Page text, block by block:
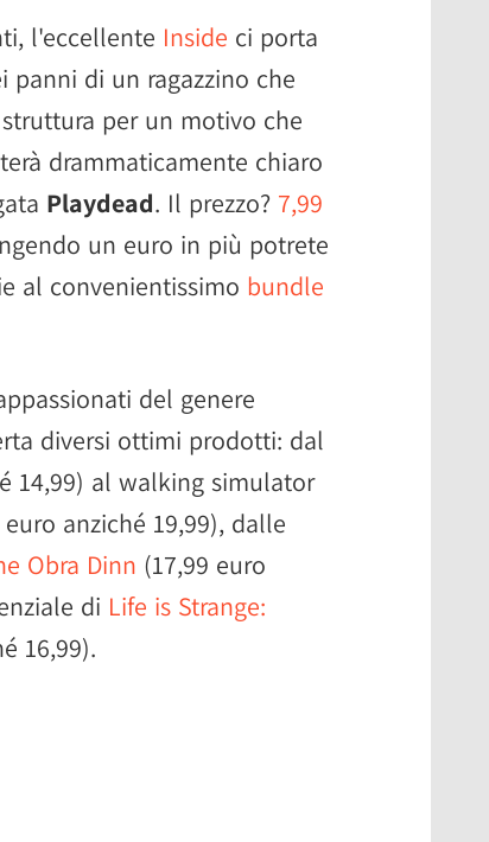
l'eccellente Inside ci porta
di un ragazzino che
per un motivo che
drammaticamente chiaro
Playdead. Il prezzo? 7,99
un euro in più potrete
al convenientissimo bundle
del genere
diversi ottimi prodotti: dal
14,99) al walking simulator
euro anziché 19,99), dalle
Obra Dinn (17,99 euro
di Life is Strange:
16,99).